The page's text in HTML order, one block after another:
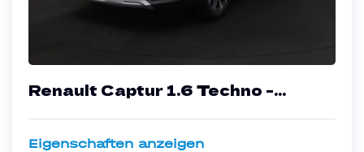
Renault Captur 1.6 Techno -
39.105 km
Eigenschaften anzeigen